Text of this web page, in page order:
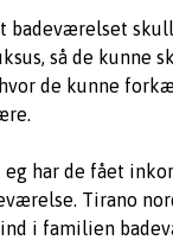
badeværelset
så de kunne
de kunne
eg har de fået
Tirano
i familien